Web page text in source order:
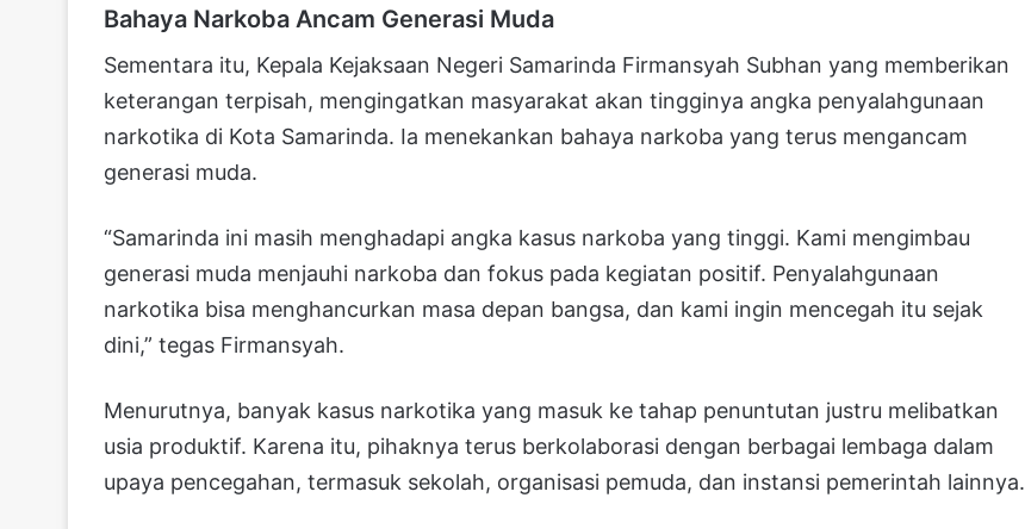
Bahaya Narkoba Ancam Generasi Muda
Sementara itu, Kepala Kejaksaan Negeri Samarinda Firmansyah Subhan yang memberikan
keterangan terpisah, mengingatkan masyarakat akan tingginya angka penyalahgunaan
narkotika di Kota Samarinda. Ia menekankan bahaya narkoba yang terus mengancam
generasi muda.
“Samarinda ini masih menghadapi angka kasus narkoba yang tinggi. Kami mengimbau
generasi muda menjauhi narkoba dan fokus pada kegiatan positif. Penyalahgunaan
narkotika bisa menghancurkan masa depan bangsa, dan kami ingin mencegah itu sejak
dini,” tegas Firmansyah.
Menurutnya, banyak kasus narkotika yang masuk ke tahap penuntutan justru melibatkan
usia produktif. Karena itu, pihaknya terus berkolaborasi dengan berbagai lembaga dalam
upaya pencegahan, termasuk sekolah, organisasi pemuda, dan instansi pemerintah lainnya.